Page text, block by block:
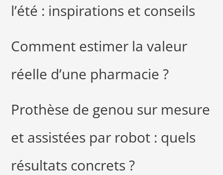
l’été : inspirations et conseils
Comment estimer la valeur
réelle d’une pharmacie ?
Prothèse de genou sur mesure
et assistées par robot : quels
résultats concrets ?